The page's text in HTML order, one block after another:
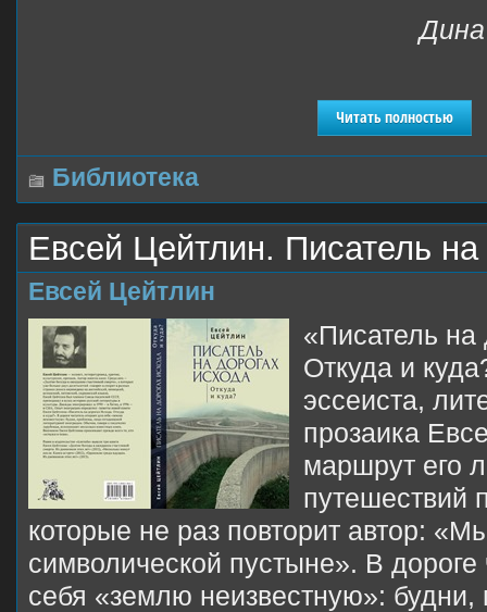
Читать полностью
Библиотека
Евсей Цейтлин. Писатель
Евсей Цейтлин
«Писатель на
Откуда и
эссеиста,
прозаика
маршрут его
путешествий
которые не раз повторит автор:
символической пустыне». В дороге
себя «землю неизвестную»: